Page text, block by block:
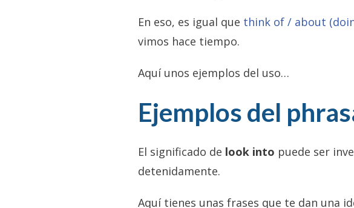
En eso, es igual que think of / about
vimos hace tiempo.
Aquí unos ejemplos del uso…
Ejemplos del
El significado de look into puede ser
detenidamente.
Aquí tienes unas frases que te dan una